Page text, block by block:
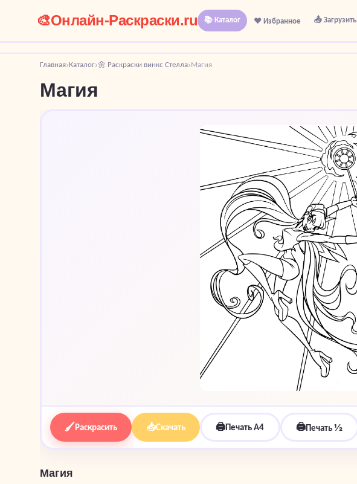
🎨Онлайн-Раскраски.ru 📚 Каталог ❤️ Избранное 📤 Загрузить
Главная›Каталог›🌼 Раскраски винкс Стелла›Магия
Магия
🖌Раскрасить 📥Скачать 🖨Печать A4 🖨Печать ½
Магия